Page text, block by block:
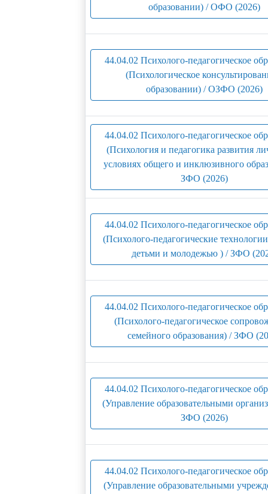
образовании) / ОФО (2026)
44.04.02 Психолого-педагогическое
(Психологическое
образовании) / ОЗФО (2026)
44.04.02 Психолого-педагогическое
(Психология и педагогика развития
условиях общего и инклюзивного
ЗФО (2026)
44.04.02 Психолого-педагогическое
(Психолого-педагогические
детьми и молодежью ) / ЗФО
44.04.02 Психолого-педагогическое
(Психолого-педагогическое
семейного образования) / ЗФО
44.04.02 Психолого-педагогическое
(Управление образовательными
ЗФО (2026)
44.04.02 Психолого-педагогическое
(Управление образовательными